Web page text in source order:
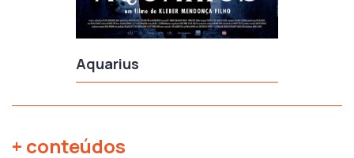
Aquarius
+ conteúdos